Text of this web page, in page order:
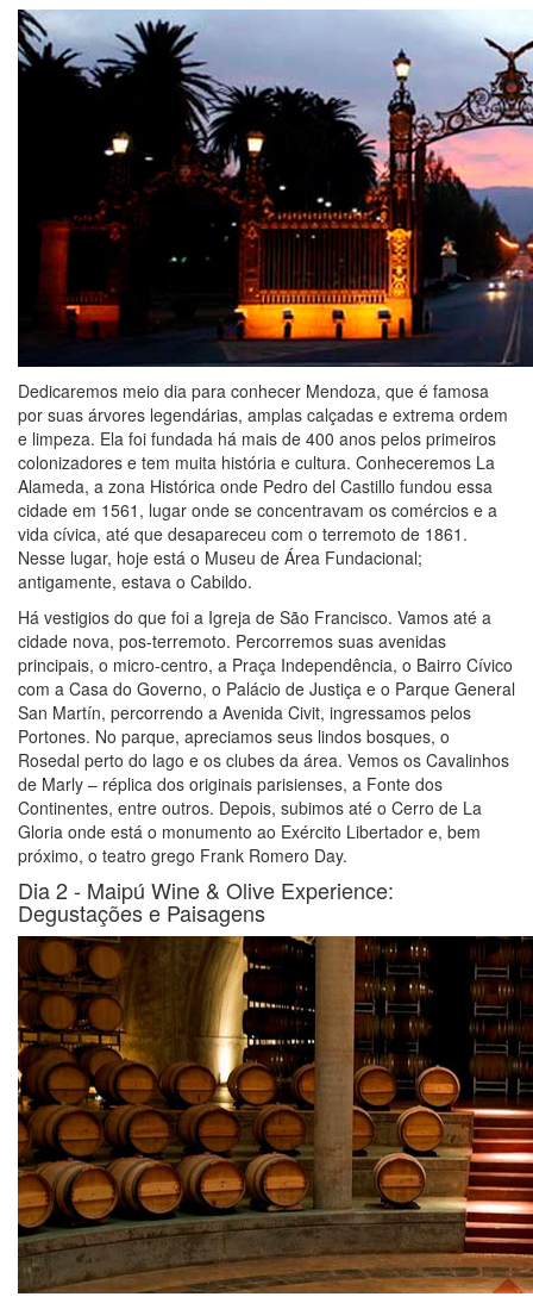
Dedicaremos meio dia para conhecer Mendoza, que é famosa
por suas árvores legendárias, amplas calçadas e extrema ordem
e limpeza. Ela foi fundada há mais de 400 anos pelos primeiros
colonizadores e tem muita história e cultura. Conheceremos La
Alameda, a zona Histórica onde Pedro del Castillo fundou essa
cidade em 1561, lugar onde se concentravam os comércios e a
vida cívica, até que desapareceu com o terremoto de 1861.
Nesse lugar, hoje está o Museu de Área Fundacional;
antigamente, estava o Cabildo.
Há vestigios do que foi a Igreja de São Francisco. Vamos até a
cidade nova, pos-terremoto. Percorremos suas avenidas
principais, o micro-centro, a Praça Independência, o Bairro Cívico
com a Casa do Governo, o Palácio de Justiça e o Parque General
San Martín, percorrendo a Avenida Civit, ingressamos pelos
Portones. No parque, apreciamos seus lindos bosques, o
Rosedal perto do lago e os clubes da área. Vemos os Cavalinhos
de Marly – réplica dos originais parisienses, a Fonte dos
Continentes, entre outros. Depois, subimos até o Cerro de La
Gloria onde está o monumento ao Exército Libertador e, bem
próximo, o teatro grego Frank Romero Day.
Dia 2 - Maipú Wine & Olive Experience:
Degustações e Paisagens